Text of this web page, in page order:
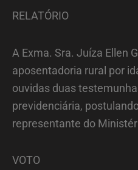
RELATÓRIO
A Exma. Sra. Juíza Ellen
aposentadoria rural por
ouvidas duas
previdenciária,
representante do
VOTO